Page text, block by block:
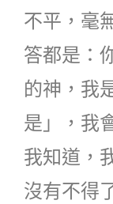
不平，毫
答都是：
的神，我
是」，我
我知道，
沒有不得